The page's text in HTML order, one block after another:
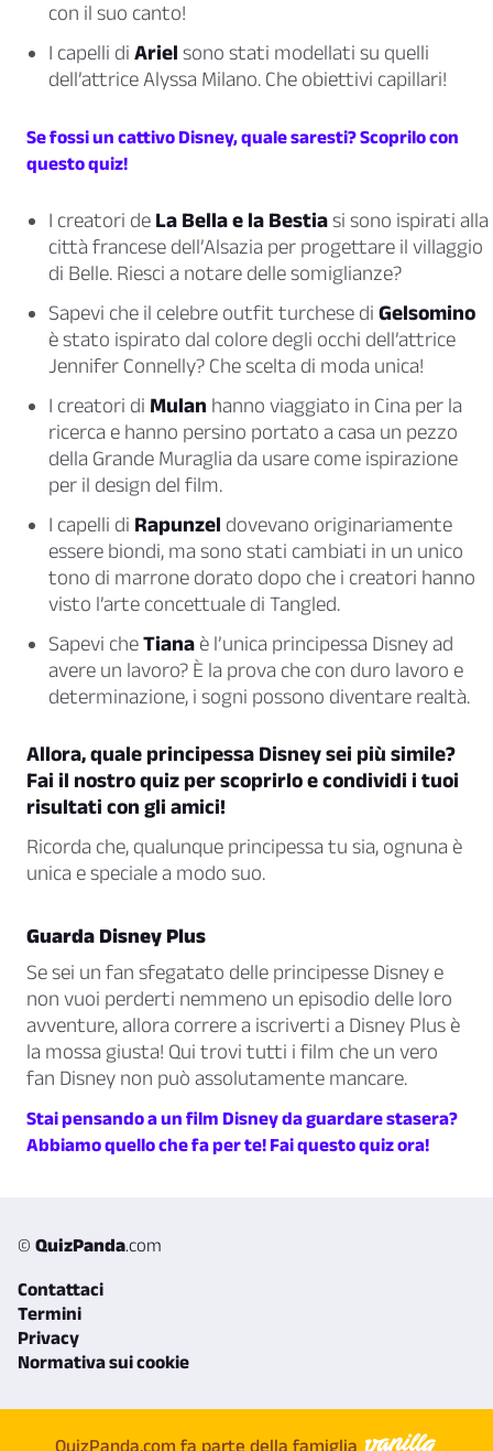
con il suo canto!
I capelli di Ariel sono stati modellati su quelli
dell’attrice Alyssa Milano. Che obiettivi capillari!
Se fossi un cattivo Disney, quale saresti? Scoprilo con
questo quiz!
I creatori de La Bella e la Bestiasi sono ispirati alla
città francese dell’Alsazia per progettare il villaggio
di Belle. Riesci a notare delle somiglianze?
Sapevi che il celebre outfit turchese di Gelsomino
è stato ispirato dal colore degli occhi dell’attrice
Jennifer Connelly? Che scelta di moda unica!
I creatori di Mulan hanno viaggiato in Cina per la
ricerca e hanno persino portato a casa un pezzo
della Grande Muraglia da usare come ispirazione
per il design del film.
I capelli di Rapunzel dovevano originariamente
essere biondi, ma sono stati cambiati in un unico
tono di marrone dorato dopo che i creatori hanno
visto l’arte concettuale di Tangled.
Sapevi cheTiana è l’unica principessa Disney ad
avere un lavoro? È la prova che con duro lavoro e
determinazione, i sogni possono diventare realtà.
Allora, quale principessa Disney sei più simile?
Fai il nostro quiz per scoprirlo e condividi i tuoi
risultati con gli amici!
Ricorda che, qualunque principessa tu sia, ognuna è
unica e speciale a modo suo.
Guarda Disney Plus
Se sei un fan sfegatato delle principesse Disney e
non vuoi perderti nemmeno un episodio delle loro
avventure, allora correre a iscriverti a Disney Plus è
la mossa giusta! Qui trovi tutti i film che un vero
fan Disney non può assolutamente mancare.
Stai pensando a un film Disney da guardare stasera?
Abbiamo quello che fa per te! Fai questo quiz ora!
© QuizPanda.com
Contattaci
Termini
Privacy
Normativa sui cookie
QuizPanda.com fa parte della famiglia